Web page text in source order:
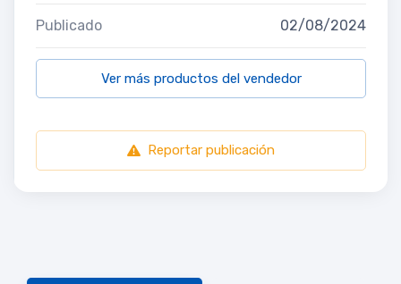
Publicado 02/08/2024
Ver más productos del vendedor
Reportar publicación